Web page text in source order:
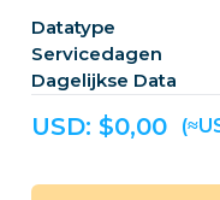
Datatype
Servicedagen
Dagelijkse Data
USD: $0,00